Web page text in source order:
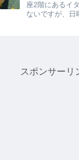
座2階にあるイ
ないですが、日
スポンサーリ